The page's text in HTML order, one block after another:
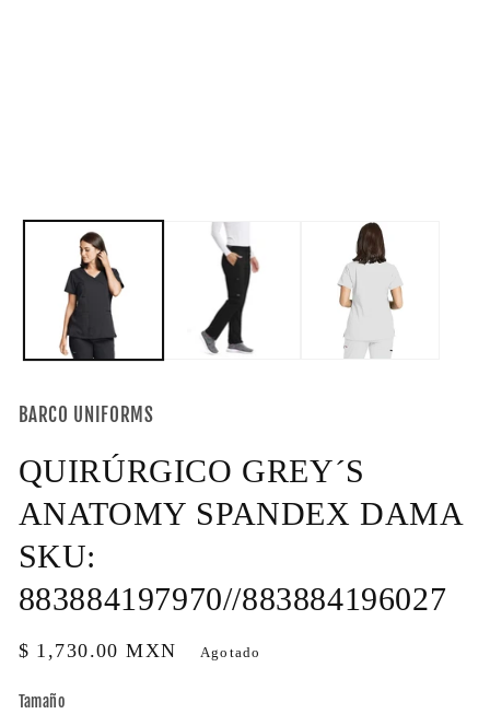
BARCO UNIFORMS
QUIRÚRGICO GREY´S
ANATOMY SPANDEX DAMA
SKU:
883884197970//883884196027
Precio
$ 1,730.00 MXN Agotado
Tamaño